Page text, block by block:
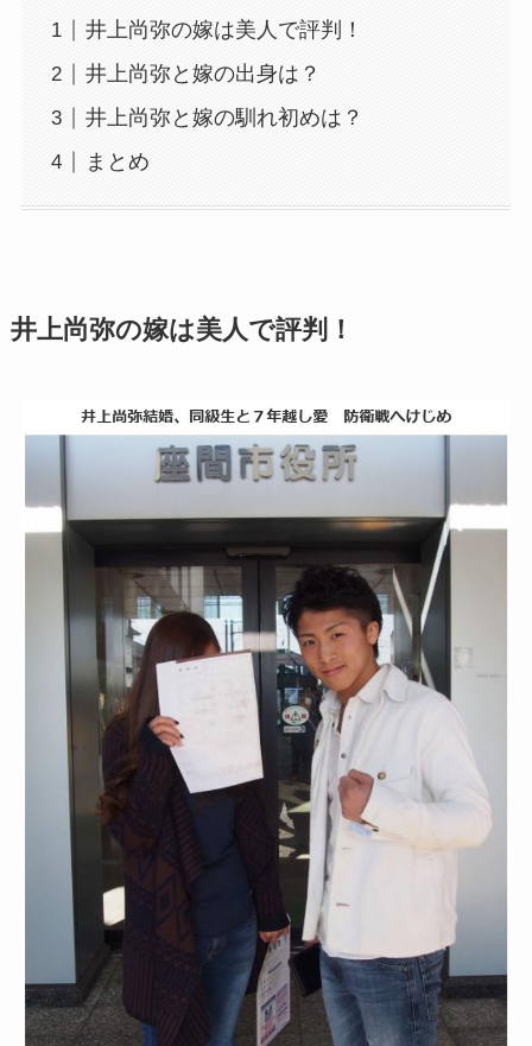
井上尚弥の嫁は美人で評判！
井上尚弥と嫁の出身は？
井上尚弥と嫁の馴れ初めは？
まとめ
井上尚弥の嫁は美人で評判！